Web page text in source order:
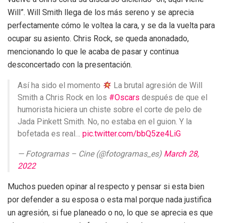
Will”. Will Smith llega de los más sereno y se aprecia
perfectamente cómo le voltea la cara, y se da la vuelta para
ocupar su asiento. Chris Rock, se queda anonadado,
mencionando lo que le acaba de pasar y continua
desconcertado con la presentación.
Así ha sido el momento
La brutal agresión de Will
Smith a Chris Rock en los #Oscars después de que el
humorista hiciera un chiste sobre el corte de pelo de
Jada Pinkett Smith. No, no estaba en el guion. Y la
bofetada es real… pic.twitter.com/bbQ5ze4LiG
— Fotogramas – Cine (@fotogramas_es) March 28,
2022
Muchos pueden opinar al respecto y pensar si esta bien
por defender a su esposa o esta mal porque nada justifica
un agresión, si fue planeado o no, lo que se aprecia es que